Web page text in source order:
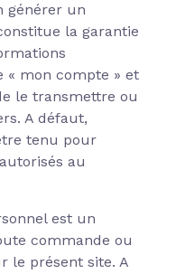
générer un
la garantie
« mon compte » et
le transmettre ou
A défaut,
tenu pour
au
est un
commande ou
le présent site. A